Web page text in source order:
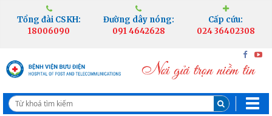
Tổng đài CSKH:
18006090
Đường dây nóng:
091 4642628
Cấp cứu:
024 36402308